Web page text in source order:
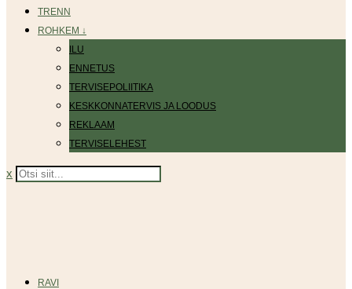
TRENN
ROHKEM ↓
ILU
ENNETUS
TERVISEPOLIITIKA
KESKKONNATERVIS JA LOODUS
REKLAAM
TERVISELEHEST
x
RAVI